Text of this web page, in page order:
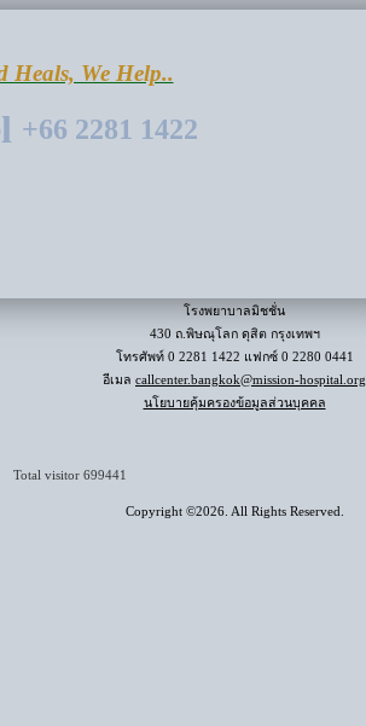
Heals, We Help..
+66 2281 1422
โรงพยาบาลมิชชั่น
430 ถ.พิษณุโลก ดุสิต กรุงเทพฯ
โทรศัพท์ 0 2281 1422 แฟกซ์ 0 2280 0441
อีเมล callcenter.bangkok@mission-hospital.org
นโยบายคุ้มครองข้อมูลส่วนบุคคล
Total visitor 699441
Copyright ©2026. All Rights Reserved.